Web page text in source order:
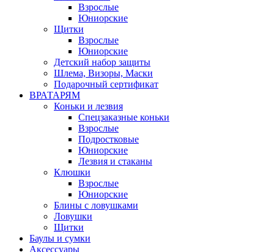
Взрослые
Юниорские
Щитки
Взрослые
Юниорские
Детский набор защиты
Шлема, Визоры, Маски
Подарочный сертификат
ВРАТАРЯМ
Коньки и лезвия
Спецзаказные коньки
Взрослые
Подростковые
Юниорские
Лезвия и стаканы
Клюшки
Взрослые
Юниорские
Блины с ловушками
Ловушки
Щитки
Баулы и сумки
Аксессуары